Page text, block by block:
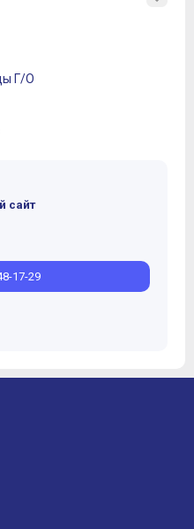
Г/О
сайт
17-29